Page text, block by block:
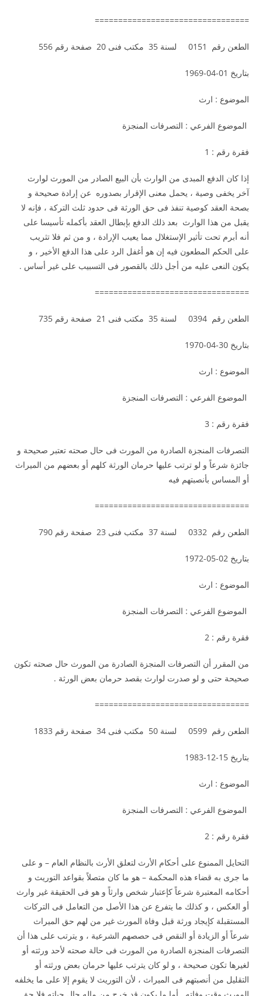
=================================
الطعن رقم 0151 لسنة 35 مكتب فنى 20 صفحة رقم 556
بتاريخ 01-04-1969
الموضوع : ارث
الموضوع الفرعي : التصرفات المنجزة
فقرة رقم : 1
إذا كان الدفع المبدى من الوارث بأن البيع الصادر من المورث لوارث
آخر يخفى وصية ، يحمل معنى الإقرار بصدوره عن إرادة صحيحة و
بصحة العقد كوصية تنفذ فى حق الورثة فى حدود ثلث التركة ، فإنه لا
يقبل من هذا الوارث بعد ذلك الدفع بإبطال العقد بأكمله تأسيسا على
أنه أبرم تحت تأثير الإستغلال مما يعيب الإرادة ، و من ثم فلا تثريب
على الحكم المطعون فيه إن هو أغفل الرد على هذا الدفع الأخير ، و
يكون النعى عليه من أجل ذلك بالقصور فى التسبيب على غير أساس .
=================================
الطعن رقم 0394 لسنة 35 مكتب فنى 21 صفحة رقم 735
بتاريخ 30-04-1970
الموضوع : ارث
الموضوع الفرعي : التصرفات المنجزة
فقرة رقم : 3
التصرفات المنجزة الصادرة من المورث فى حال صحته تعتبر صحيحة و
جائزة شرعاً و لو ترتب عليها حرمان الورثة كلهم أو بعضهم من الميراث
أو المساس بأنصبتهم فيه
=================================
الطعن رقم 0332 لسنة 37 مكتب فنى 23 صفحة رقم 790
بتاريخ 02-05-1972
الموضوع : ارث
الموضوع الفرعي : التصرفات المنجزة
فقرة رقم : 2
من المقرر أن التصرفات المنجزة الصادرة من المورث حال صحته تكون
صحيحة حتى و لو صدرت لوارث بقصد حرمان بعض الورثة .
=================================
الطعن رقم 0599 لسنة 50 مكتب فنى 34 صفحة رقم 1833
بتاريخ 15-12-1983
الموضوع : ارث
الموضوع الفرعي : التصرفات المنجزة
فقرة رقم : 2
التحايل الممنوع على أحكام الأرث لتعلق الأرث بالنظام العام – و على
ما جرى به قضاء هذه المحكمة – هو ما كان متصلاً بقواعد التوريث و
أحكامه المعتبرة شرعاً كإعتبار شخص وارثاً و هو فى الحقيقة غير وارث
أو العكس ، و كذلك ما يتفرع عن هذا الأصل من التعامل فى التركات
المستقبلة كإيجاد ورثة قبل وفاة المورث غير من لهم حق الميراث
شرعاً أو الزيادة أو النقص فى حصصهم الشرعية ، و يترتب على هذا أن
التصرفات المنجزة الصادرة من المورث فى حالة صحته لأحد ورثته أو
لغيرها تكون صحيحة ، و لو كان يترتب عليها حرمان بعض ورثته أو
التقليل من أنصبتهم فى الميراث ، لأن التوريث لا يقوم إلا على ما يخلفه